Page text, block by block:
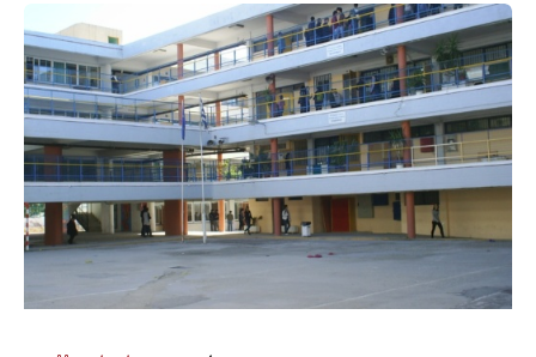
Σχολείου Νέας Σμύρνης. Σχετικά έγγραφα: αρχεία
μέγεθος λήψεις